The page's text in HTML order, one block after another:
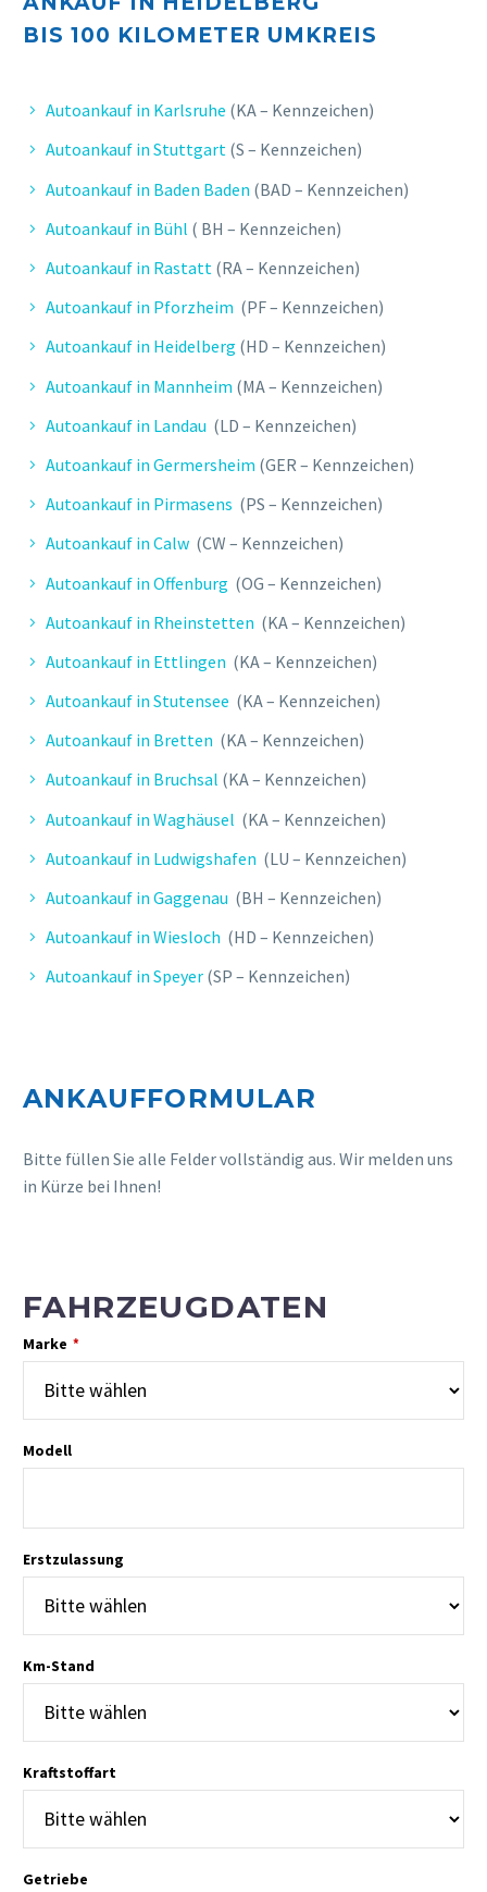
Sehr zufrieden, kompetenter Service,
Bearbeitung.
M. JENS
Abwicklung erfolgte schnell und
professionell. Der Mitarbeiter war
weiterempfehlen!
Abwicklung. Freundliche Betreuung.
Professionelle und schnelle
transparente Abwicklung, netter und
BIS 100 KILOMETER UMKREIS
Autoankauf in Karlsruhe (KA – Kennzeichen)
Autoankauf in Stuttgart (S – Kennzeichen)
Autoankauf in Baden Baden (BAD – Kennzeichen)
Autoankauf in Bühl ( BH – Kennzeichen)
Autoankauf in Rastatt (RA – Kennzeichen)
Autoankauf in Pforzheim (PF – Kennzeichen)
Autoankauf in Heidelberg (HD – Kennzeichen)
Autoankauf in Mannheim (MA – Kennzeichen)
Autoankauf in Landau (LD – Kennzeichen)
Autoankauf in Germersheim (GER – Kennzeichen)
Autoankauf in Pirmasens (PS – Kennzeichen)
Autoankauf in Calw (CW – Kennzeichen)
Autoankauf in Offenburg (OG – Kennzeichen)
Autoankauf in Rheinstetten (KA – Kennzeichen)
Autoankauf in Ettlingen (KA – Kennzeichen)
Autoankauf in Stutensee (KA – Kennzeichen)
Autoankauf in Bretten (KA – Kennzeichen)
Autoankauf in Bruchsal (KA – Kennzeichen)
Autoankauf in Waghäusel (KA – Kennzeichen)
Autoankauf in Ludwigshafen (LU – Kennzeichen)
Autoankauf in Gaggenau (BH – Kennzeichen)
Autoankauf in Wiesloch (HD – Kennzeichen)
Autoankauf in Speyer (SP – Kennzeichen)
ANKAUFFORMULAR
Bitte füllen Sie alle Felder vollständig aus. Wir melden uns
in Kürze bei Ihnen!
FAHRZEUGDATEN
Marke *
Modell
Erstzulassung
Km-Stand
Kraftstoffart
Getriebe